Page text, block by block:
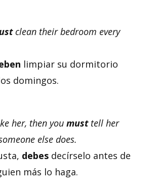
clean their bedroom every
limpiar su dormitorio
domingos.
her, then you musttell her
else does.
debesdecírselo antes de
más lo haga.